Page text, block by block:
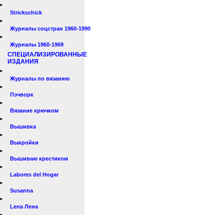
Strickschick
Журналы соцстран 1960-1990
Журналы 1960-1969
СПЕЦИАЛИЗИРОВАННЫЕ
ИЗДАНИЯ
Журналы по вязанию
Пэчворк
Вязание крючком
Вышивка
Выкройки
Вышиваю крестиком
Labores del Hogar
Susanna
Lena Лена